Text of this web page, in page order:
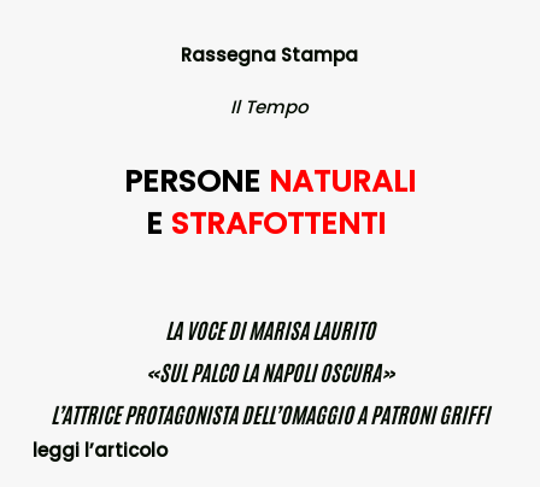
Rassegna Stampa
Il Tempo
PERSONE NATURALI
E STRAFOTTENTI
LA VOCE DI MARISA LAURITO
«SUL PALCO LA NAPOLI OSCURA»
L’ATTRICE PROTAGONISTA DELL’OMAGGIO A PATRONI GRIFFI
leggi l’articolo